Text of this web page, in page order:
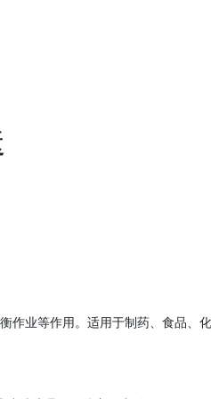
业等作用。适用于制药、食品、